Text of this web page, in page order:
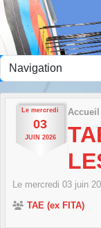
Le mercredi
03
JUIN 2026
Accueil
Le mercredi 03 juin
TAE (ex FITA)
Panneau de gestion